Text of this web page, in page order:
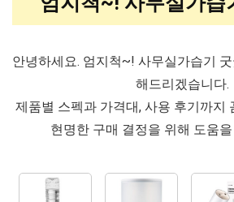
안녕하세요. 엄지척~! 사무실가습기
해드리겠습니다.
제품별 스펙과 가격대, 사용 후기까지
현명한 구매 결정을 위해 도움